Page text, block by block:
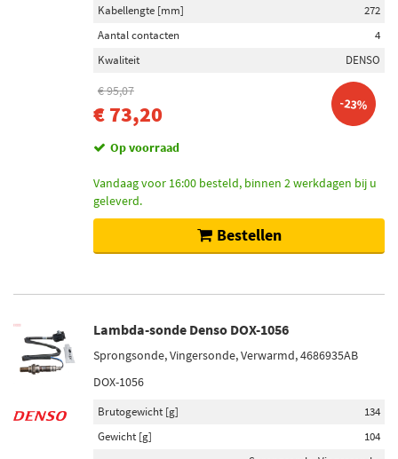
Kabellengte [mm]
272
Aantal contacten
4
Kwaliteit
DENSO
€ 95,07
€ 73,20 -23%
Op voorraad
Vandaag voor 16:00 besteld, binnen 2 werkdagen bij u
geleverd.
Bestellen
Lambda-sonde Denso DOX-1056
Sprongsonde, Vingersonde, Verwarmd, 4686935AB
DOX-1056
Brutogewicht [g]
134
Gewicht [g]
104